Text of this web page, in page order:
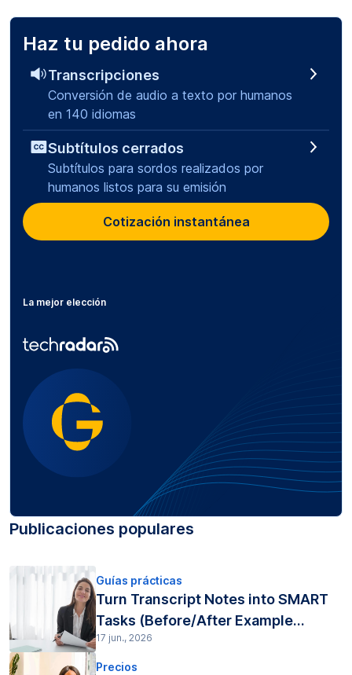
Haz tu pedido ahora
Transcripciones
Conversión de audio a texto por humanos
en 140 idiomas
Subtítulos cerrados
Subtítulos para sordos realizados por
humanos listos para su emisión
Cotización instantánea
La mejor elección
Publicaciones populares
Guías prácticas
Turn Transcript Notes into SMART
Tasks (Before/After Example...
17 jun., 2026
Precios